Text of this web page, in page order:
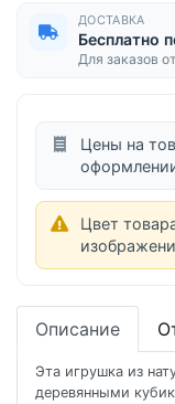
ДОСТАВКА
Бесплатно
Для заказов
Цены на
Цвет
Описание
Эта игрушка из
деревянными